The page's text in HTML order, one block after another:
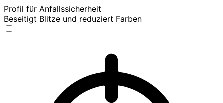
Profil für Anfallssicherheit
Beseitigt Blitze und reduziert Farben